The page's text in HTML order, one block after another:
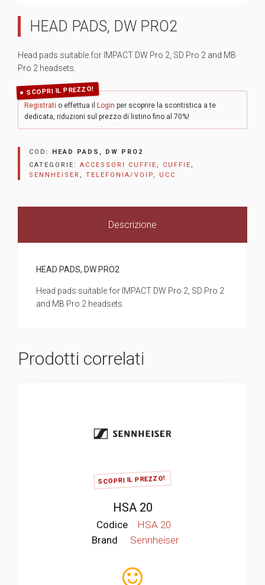
HEAD PADS, DW PRO2
Head pads suitable for IMPACT DW Pro 2, SD Pro 2 and MB
Pro 2 headsets.
SCOPRI IL PREZZO!
Registrati o effettua il Login per scoprire la scontistica a te
dedicata, riduzioni sul prezzo di listino fino al 70%!
COD: HEAD PADS, DW PRO2
CATEGORIE: ACCESSORI CUFFIE , CUFFIE ,
SENNHEISER , TELEFONIA/VOIP, UCC
Descrizione
HEAD PADS, DW PRO2
Head pads suitable for IMPACT DW Pro 2, SD Pro 2
and MB Pro 2 headsets.
Prodotti correlati
SCOPRI IL PREZZO!
HSA 20
Codice
HSA 20
Brand
Sennheiser